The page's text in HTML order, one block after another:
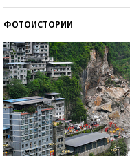
ФОТОИСТОРИИ